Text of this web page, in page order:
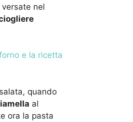
nel
e la ricetta
quando
al
ora la pasta